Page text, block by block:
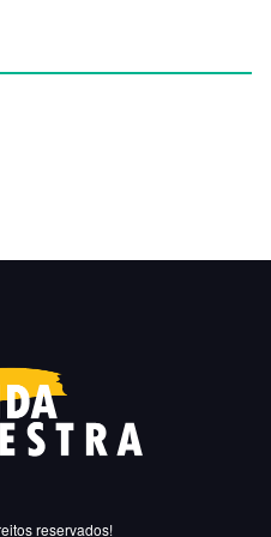
reservados!